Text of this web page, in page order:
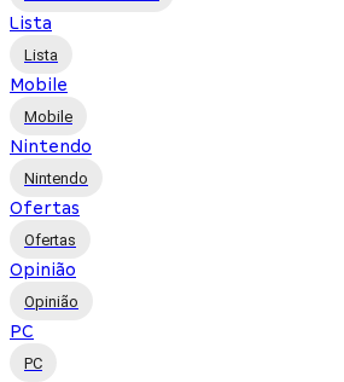
Lista
Lista
Mobile
Mobile
Nintendo
Nintendo
Ofertas
Ofertas
Opinião
Opinião
PC
PC